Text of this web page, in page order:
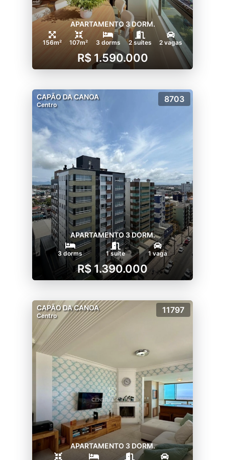
APARTAMENTO 3 DORM.
156m² 107m² 3 dorms 2 suítes 2 vagas
R$ 1.590.000
CAPÃO DA CANOA
Centro
8703
APARTAMENTO 3 DORM.
3 dorms 1 suíte 1 vaga
R$ 1.390.000
CAPÃO DA CANOA
Centro
11797
APARTAMENTO 3 DORM.